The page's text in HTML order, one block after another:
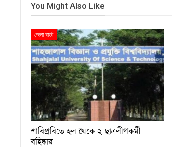
You Might Also Like
জেলা বার্তা
শাবিপ্রবিতে হল থেকে ২ ছাত্রলীগকর্মী
বহিষ্কার